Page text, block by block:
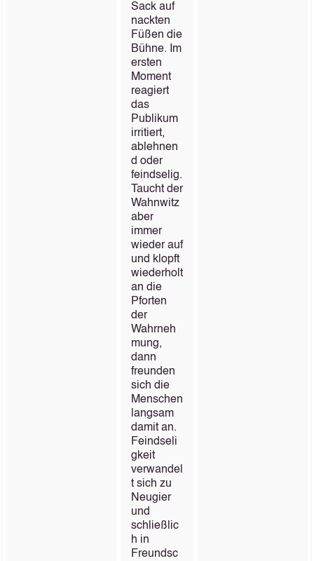
Sack auf
nackten
Füßen die
Bühne. Im
ersten
Moment
reagiert
das
Publikum
irritiert,
ablehnen
d oder
feindselig.
Taucht der
Wahnwitz
aber
immer
wieder auf
und klopft
wiederholt
an die
Pforten
der
Wahrneh
mung,
dann
freunden
sich die
Menschen
langsam
damit an.
Feindseli
gkeit
verwandel
t sich zu
Neugier
und
schließlic
h in
Freundsc